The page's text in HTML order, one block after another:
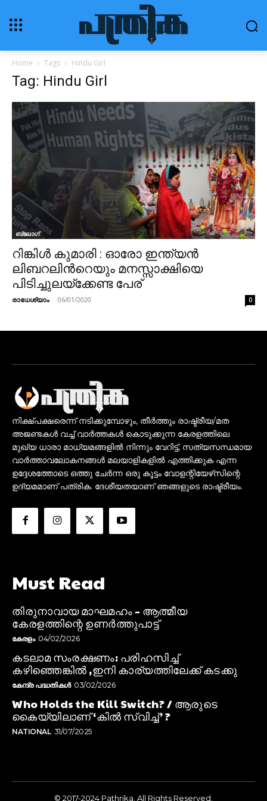
Home Tags Hindu Girl
Tag: Hindu Girl
ബ്ലോഗ്‌
റിങ്കിള്‍ കുമാരി : ഓരോ ഇന്ത്യന്‍
ലിബറലിന്‍റെയും മനസ്സാക്ഷിയെ
പിടിച്ചുലയ്ക്കേണ്ട പേര്
രാധേശ്യാം - 06/01/2020 0
നിക്ഷ്പക്ഷരെന്ന് നടിക്കുമ്പോഴും, തീർത്തും രാഷ്ട്രീയ/മത
അജണ്ടകൾ വച്ച് വാർത്തകൾ കൊടുക്കുന്ന കേരളത്തിലെ
മുഖ്യ ധാരാ മാധ്യമങ്ങളിൽ നിന്നും വേറിട്ട്, സത്യസന്ധമായ
വാർത്താവലോകനങ്ങൾ മലയാളികളിൽ എത്തിക്കുക എന്ന
ഉദ്ദേശത്തോടെ ഒത്തു ചേർന്ന ഒരു കൂട്ടം വോളന്റിയേഴ്‌സിന്റെ
ഉദ്യമമാണ് പത്രിക. ദേശീയതയാണ് ഞങ്ങളുടെ രാഷ്ട്രീയം.
Must Read
തിരുനാവായ മാഘമഹം – ആത്മീയ
കേരളത്തിന്റെ ഉണർത്തുപാട്ട്
കേരളം 04/02/2026
കടലാമ സംരക്ഷണം: പരിഹസിച്ച്
കഴിഞ്ഞെങ്കിൽ ,ഇനി കാര്യത്തിലേക്ക് കടക്കു
കേന്ദ്ര പദ്ധതികൾ 03/02/2026
Who Holds the Kill Switch? / ആരുടെ
കൈയ്യിലാണ് ‘കിൽ സ്വിച്ച്’ ?
NATIONAL 31/07/2025
© 2017-2024 Pathrika. All Rights Reserved.